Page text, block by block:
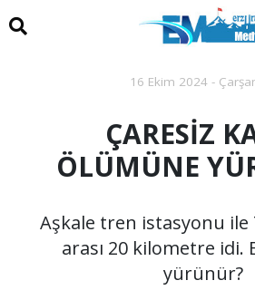
16 Ekim 2024 -
ÇARESİZ
ÖLÜMÜNE
Aşkale tren istasyonu ile
arası 20 kilometre idi.
yürünür?